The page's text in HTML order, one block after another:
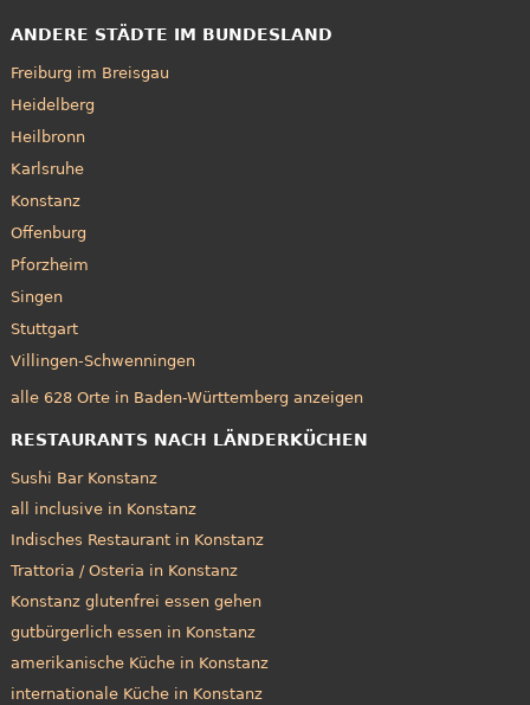
ANDERE STÄDTE IM BUNDESLAND
Freiburg im Breisgau
Heidelberg
Heilbronn
Karlsruhe
Konstanz
Offenburg
Pforzheim
Singen
Stuttgart
Villingen-Schwenningen
alle 628 Orte in Baden-Württemberg anzeigen
RESTAURANTS NACH LÄNDERKÜCHEN
Sushi Bar Konstanz
all inclusive in Konstanz
Indisches Restaurant in Konstanz
Trattoria / Osteria in Konstanz
Konstanz glutenfrei essen gehen
gutbürgerlich essen in Konstanz
amerikanische Küche in Konstanz
internationale Küche in Konstanz